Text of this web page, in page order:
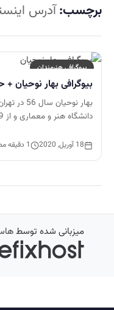
برچسب:آدرس
بیوگرافی هنرمندان
بیوگرافی بهار نوحیان +
بهار
دانشگاه هنر و معماری و از 19 سالگی جلوی دوربین رفته…
18 آوریل, 2020 1 دقیقه مطالعه
میزبانی شده توسط